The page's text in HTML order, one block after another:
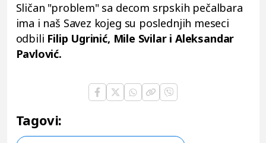
Sličan "problem" sa decom srpskih pečalbara
ima i naš Savez kojeg su poslednjih meseci
odbili Filip Ugrinić, Mile Svilar i Aleksandar
Pavlović.
Tagovi: